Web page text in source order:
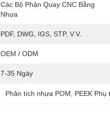
Các Bộ Phận Quay CNC Bằng
Nhựa
PDF, DWG, IGS, STP, V.v.
OEM / ODM
7-35 Ngày
Phân tích nhựa POM PEEK Phụ